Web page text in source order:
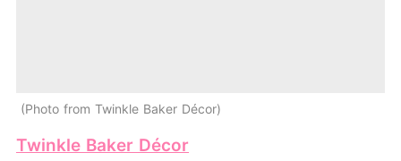
Photo from Twinkle Baker Décor
Twinkle Baker Décor